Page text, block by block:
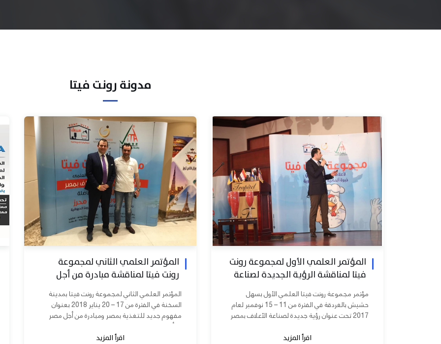
مدونة رونت فيتا
المؤتمر العلمي الأول لمجموعة رونت
فيتا لمناقشة الرؤية الجديدة لصناعة
الأعلاف بمصر
مؤتمر مجموعة رونت فيتا العلمي الأول بسهل
حشيش بالغردقة في الفترة من 11 – 15 نوفمبر لعام
2017 تحت عنوان رؤية جديدة لصناعة الأعلاف بمصر
اقرأ المزيد
المؤتمر العلمي الثاني لمجموعة
رونت فيتا لمناقشة مبادرة من أجل
مصر ابدأ مشروعك
المؤتمر العلمي الثاني لمجموعة رونت فيتا بمدينة
السخنة في الفترة من 17 – 20 يناير 2018 بعنوان
مفهوم جديد للتغذية بمصر ومبادرة من أجل مصر
ابدأ مشروعك بحضور عدد كبير من...
اقرأ المزيد